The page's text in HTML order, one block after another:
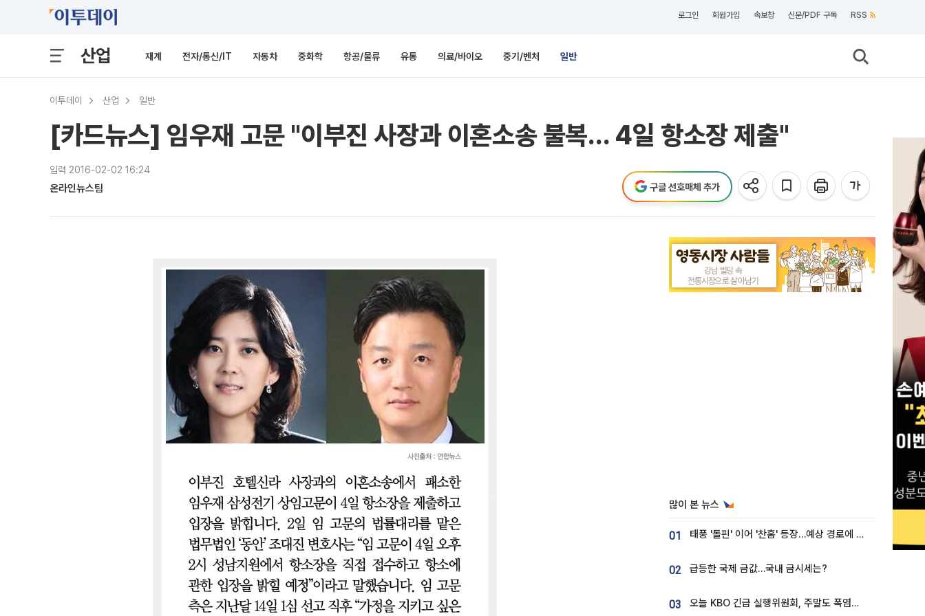
로그인 회원가입 속보창 신문/PDF 구독 RSS
산업 재계 전자/통신/IT 자동차 중화학 항공/물류 유통 의료/바이오 중기/벤처 일반
이투데이 산업 일반
[카드뉴스] 임우재 고문 "이부진 사장과 이혼소송 불복… 4일 항소장 제출"
입력 2016-02-02 16:24
온라인뉴스팀 구글 선호매체 추가
많이 본 뉴스
01 태풍 '돌핀' 이어 '찬홈' 등장…예상 경로에 한국 '한숨'
02 급등한 국제 금값…국내 금시세는?
03 오늘 KBO 긴급 실행위원회, 주말도 폭염취소 될까